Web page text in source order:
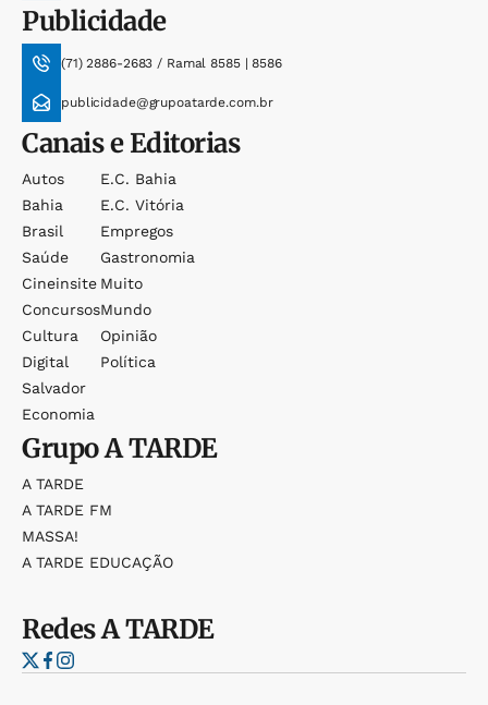
Publicidade
(71) 2886-2683 / Ramal 8585 | 8586
publicidade@grupoatarde.com.br
Canais e Editorias
Autos
Bahia
Brasil
Saúde
Cineinsite
Concursos
Cultura
Digital
Salvador
Economia
E.c. Bahia
E.c. Vitória
Empregos
Gastronomia
Muito
Mundo
Opinião
Política
GrupoA TARDE
A TARDE
A TARDE FM
MASSA!
A TARDE EDUCAÇÃO
RedesA TARDE